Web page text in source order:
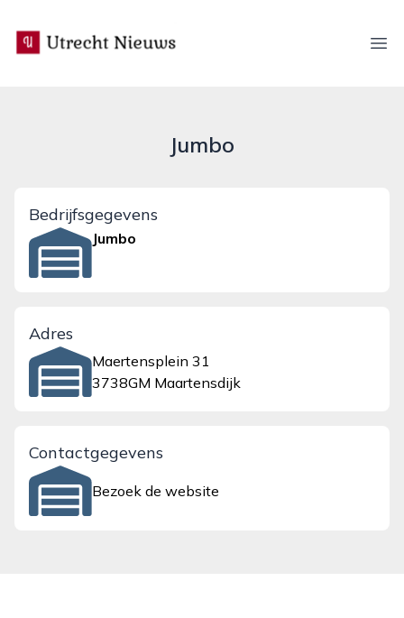
utrecht-nieuws.nl
Jumbo
Bedrijfsgegevens
Jumbo
Adres
Maertensplein 31
3738GM Maartensdijk
Contactgegevens
Bezoek de website